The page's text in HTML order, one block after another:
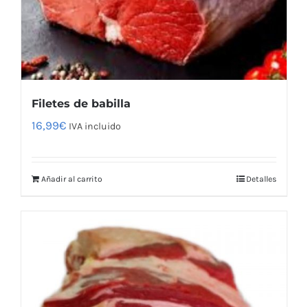
Filetes de babilla
16,99€ IVA incluido
Añadir al carrito Detalles